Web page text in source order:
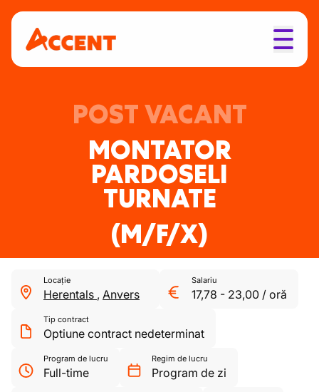
POST VACANT
MONTATOR
PARDOSELI
TURNATE
(M/F/X)
Locație
Herentals , Anvers
Salariu
17,78 - 23,00 / oră
Tip contract
Optiune contract nedeterminat
Program de lucru
Full-time
Regim de lucru
Program de zi